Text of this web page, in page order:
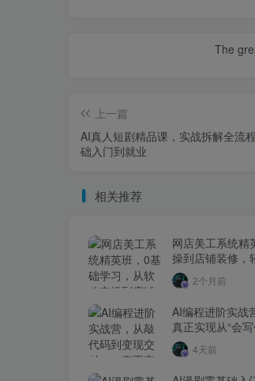
The
上一篇
AI真人短剧精品课，实战拆解全流
础入门到就业
相关推荐
网店美工系统精
操到店铺装修，
2个月前
AI编程进阶实战
真正实现从“会
跨越
4天前